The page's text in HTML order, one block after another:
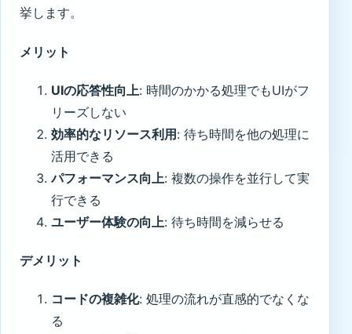
挙します。
メリット
UIの応答性向上: 時間のかかる処理でもUIがフ
リーズしない
効率的なリソース利用: 待ち時間を他の処理に
活用できる
パフォーマンス向上: 複数の操作を並行して実
行できる
ユーザー体験の向上: 待ち時間を減らせる
デメリット
コードの複雑化: 処理の流れが直感的でなくな
る